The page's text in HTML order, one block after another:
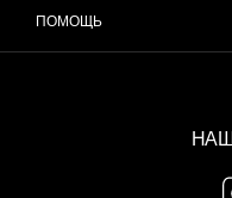
ПОМОЩЬ